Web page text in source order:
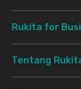
Rukita for
Tentang